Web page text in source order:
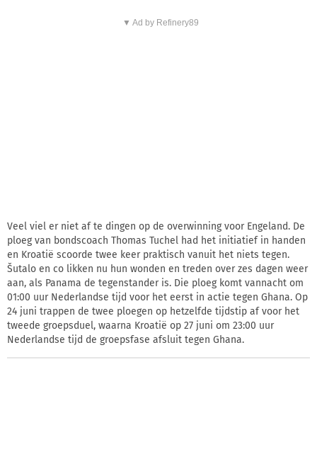
▼ Ad by Refinery89
Veel viel er niet af te dingen op de overwinning voor Engeland. De
ploeg van bondscoach Thomas Tuchel had het initiatief in handen
en Kroatië scoorde twee keer praktisch vanuit het niets tegen.
Šutalo en co likken nu hun wonden en treden over zes dagen weer
aan, als Panama de tegenstander is. Die ploeg komt vannacht om
01:00 uur Nederlandse tijd voor het eerst in actie tegen Ghana. Op
24 juni trappen de twee ploegen op hetzelfde tijdstip af voor het
tweede groepsduel, waarna Kroatië op 27 juni om 23:00 uur
Nederlandse tijd de groepsfase afsluit tegen Ghana.